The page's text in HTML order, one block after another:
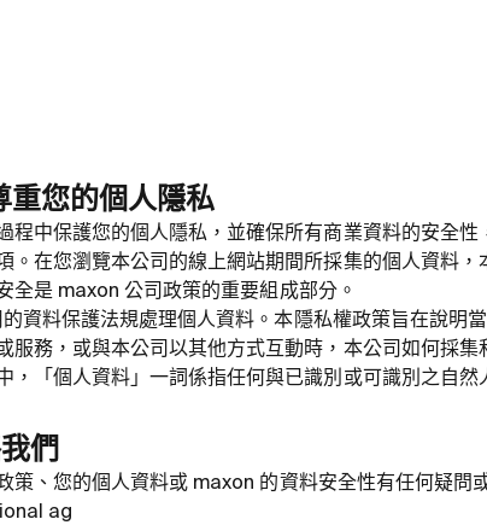
重您的個人隱私
程中保護您的個人隱私，並確保所有商業資料的安全
。在您瀏覽本公司的線上網站期間所採集的個人資料，
全是 maxon 公司政策的重要組成部分。
資料保護法規處理個人資料。本隱私權政策旨在說明
服務，或與本公司以其他方式互動時，本公司如何採集
，「個人資料」一詞係指任何與已識別或可識別之自然
們
策、您的個人資料或 maxon 的資料安全性有任何疑問
ag